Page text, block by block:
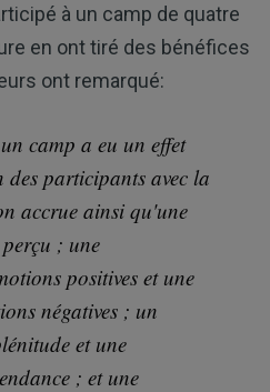
à un camp de quatre
en ont tiré des bénéfices
ont remarqué:
camp a eu un effet
participants avec la
accrue ainsi qu'une
; une
positives et une
négatives ; un
et une
; et une